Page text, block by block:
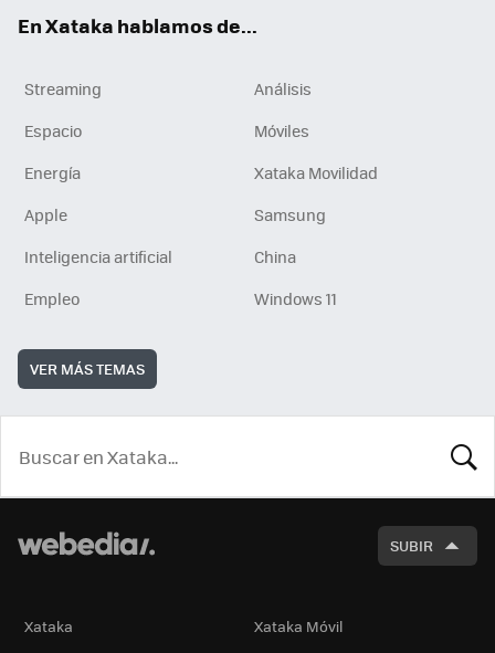
En Xataka hablamos de...
Streaming
Análisis
Espacio
Móviles
Energía
Xataka Movilidad
Apple
Samsung
Inteligencia artificial
China
Empleo
Windows 11
VER MÁS TEMAS
SUBIR
Xataka Xataka Móvil